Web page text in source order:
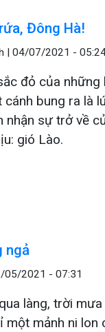
Đông Hà!
| 04/07/2021 -
đỏ của
cánh bung ra là
nhận sự trở về
gió Lào.
ngả
05/2021 - 07:31
làng, trời
một mảnh ni lon